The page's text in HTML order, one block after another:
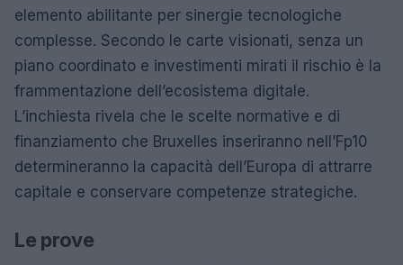
elemento abilitante per sinergie tecnologiche
complesse. Secondo le carte visionati, senza un
piano coordinato e investimenti mirati il rischio è la
frammentazione dell’ecosistema digitale.
L’inchiesta rivela che le scelte normative e di
finanziamento che Bruxelles inseriranno nell’Fp10
determineranno la capacità dell’Europa di attrarre
capitale e conservare competenze strategiche.
Le prove